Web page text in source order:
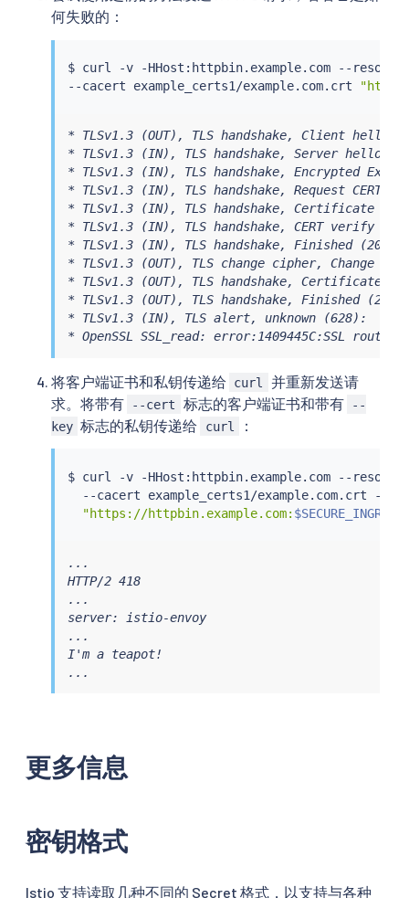
何失败的：
$ curl -v -HHost:httpbin.example.com --
--cacert example_certs1/example.com.crt
* TLSv1.3 (OUT), TLS handshake, Client hello
* TLSv1.3 (IN), TLS handshake, Server hello
* TLSv1.3 (IN), TLS handshake, Encrypted
* TLSv1.3 (IN), TLS handshake, Request CERT
* TLSv1.3 (IN), TLS handshake, Certificate
* TLSv1.3 (IN), TLS handshake, CERT verify
* TLSv1.3 (IN), TLS handshake, Finished (20):
* TLSv1.3 (OUT), TLS change cipher, Change
* TLSv1.3 (OUT), TLS handshake, Certificate
* TLSv1.3 (OUT), TLS handshake, Finished (20):
* TLSv1.3 (IN), TLS alert, unknown (628):
* OpenSSL SSL_read: error:1409445C:SSL
将客户端证书和私钥传递给 curl
并重新发送请
求。将带有
--cert 标志的客户端证书和带有
--
key 标志的私钥传递给 curl ：
$ curl
-v -HHost:httpbin.example.com --
--cacert example_certs1/example.com.crt --
"https://httpbin.example.com:
...
HTTP/2 418
...
server: istio-envoy
...
I'm a teapot!
...
更多信息
密钥格式
Istio 支持读取几种不同的 Secret 格式，以支持与各种